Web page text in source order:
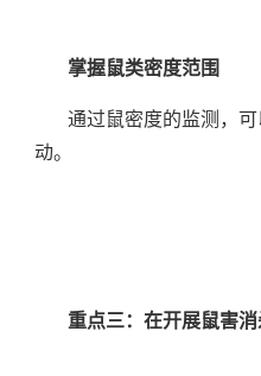
掌握鼠类密度范围
通过鼠密度的监测，
动。
重点三：在开展鼠害